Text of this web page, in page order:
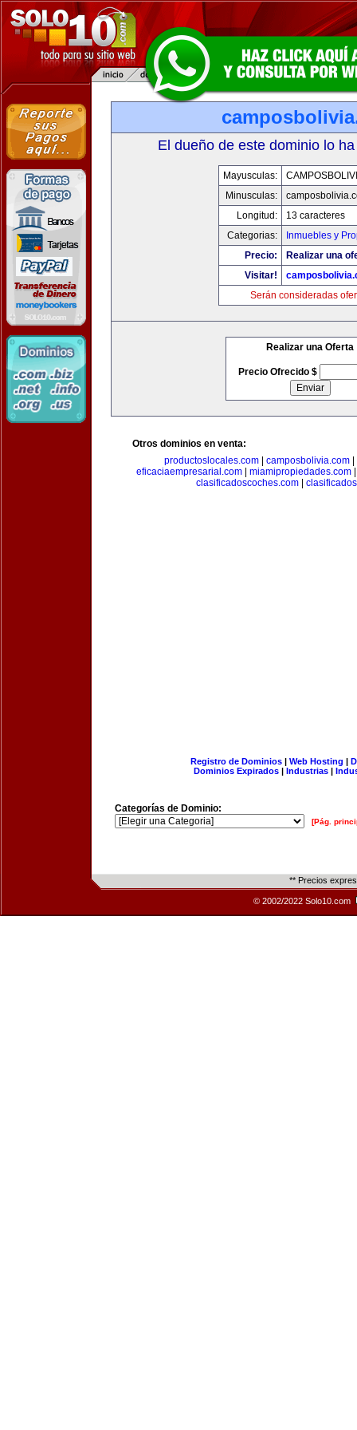
El dueño de este dominio lo
Mayusculas:
Minusculas:
Longitud:
13 caracteres
Categorias:
Inmuebles y
Precio:
Realizar una
Visitar!
Serán consideradas
Realizar una Oferta
Precio Ofrecido $
Otros dominios en venta:
productoslocales.com| camposbolivia.com|
eficaciaempresarial.com
miamipropiedades.com
clasificadoscoches.com|
Registro de Dominios| Web Hosting |
Dominios Expirados | Industrias |
Categorías de Dominio:
[Pág.
** Precios
© 2002/2022 Solo10.com